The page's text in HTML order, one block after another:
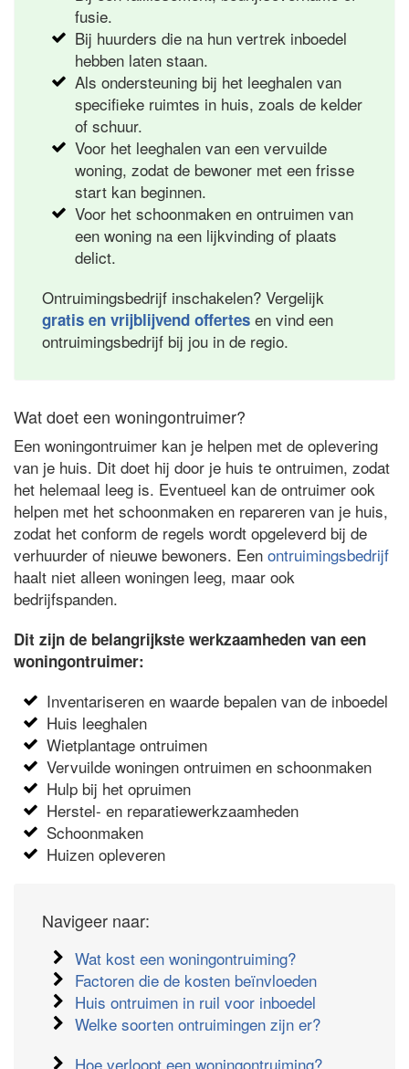
fusie.
Bij huurders die na hun vertrek inboedel
hebben laten staan.
Als ondersteuning bij het leeghalen van
specifieke ruimtes in huis, zoals de kelder
of schuur.
Voor het leeghalen van een vervuilde
woning, zodat de bewoner met een frisse
start kan beginnen.
Voor het schoonmaken en ontruimen van
een woning na een lijkvinding of plaats
delict.
Ontruimingsbedrijf inschakelen? Vergelijk
gratis en vrijblijvend offertes en vind een
ontruimingsbedrijf bij jou in de regio.
Wat doet een woningontruimer?
Een woningontruimer kan je helpen met de oplevering
van je huis. Dit doet hij door je huis te ontruimen, zodat
het helemaal leeg is. Eventueel kan de ontruimer ook
helpen met het schoonmaken en repareren van je huis,
zodat het conform de regels wordt opgeleverd bij de
verhuurder of nieuwe bewoners. Een ontruimingsbedrijf
haalt niet alleen woningen leeg, maar ook
bedrijfspanden.
Dit zijn de belangrijkste werkzaamheden van een
woningontruimer:
Inventariseren en waarde bepalen van de inboedel
Huis leeghalen
Wietplantage ontruimen
Vervuilde woningen ontruimen en schoonmaken
Hulp bij het opruimen
Herstel- en reparatiewerkzaamheden
Schoonmaken
Huizen opleveren
Navigeer naar:
Wat kost een woningontruiming?
Factoren die de kosten beïnvloeden
Huis ontruimen in ruil voor inboedel
Welke soorten ontruimingen zijn er?
Hoe verloopt een woningontruiming?